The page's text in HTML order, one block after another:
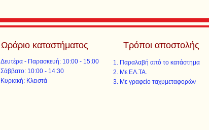
Ωράριο καταστήματος
Δευτέρα - Παρασκευή: 10:00 - 15:00
​​Σάββατο: 10:00 - 14:30
​Κυριακή: Κλειστά
Τρόποι αποστολής
Παραλαβή από το κατάστημα
Με ΕΛ.ΤΑ.​​
Με γραφείο ταχυμεταφορών​